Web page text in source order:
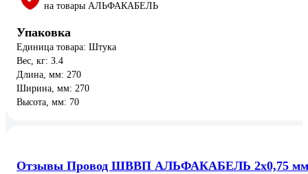
на товары АЛЬФАКАБЕЛЬ
Упаковка
Единица товара: Штука
Вес, кг: 3.4
Длина, мм: 270
Ширина, мм: 270
Высота, мм: 70
Отзывы Провод ШВВП АЛЬФАКАБЕЛЬ 2х0,75 мм